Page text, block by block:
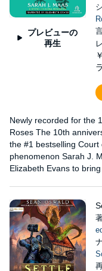
プレビューの
再生
Newly recorded for the
Roses The 10th
the #1 bestselling
phenomenon Sarah J.
Elizabeth Evans to bring